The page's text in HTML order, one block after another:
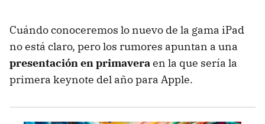
Cuándo conoceremos lo nuevo de la gama iPad
no está claro, pero los rumores apuntan a una
presentación en primaveraen la que sería la
primera keynote del año para Apple.